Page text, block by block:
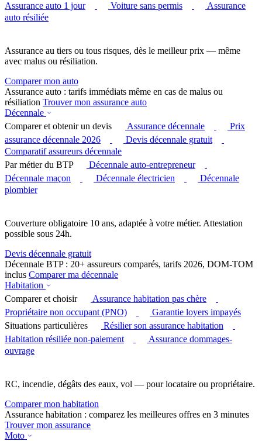
Assurance auto 1 jour
Voiture sans permis
Assurance
auto résiliée
Assurance au tiers ou tous risques, dès le meilleur prix — même
avec malus ou résiliation.
Comparer mon auto
Assurance auto : tarifs immédiats même en cas de malus ou
résiliation Trouver mon assurance auto
Décennale
Comparer et obtenir un devis
Assurance décennale
Prix
assurance décennale 2026
Devis décennale gratuit
Comparatif assureurs décennale
Par métier du BTP
Décennale auto-entrepreneur
Décennale maçon
Décennale électricien
Décennale
plombier
Couverture obligatoire 10 ans, adaptée à votre métier. Attestation
possible sous 24h.
Devis décennale gratuit
Décennale BTP : 20+ assureurs comparés, tarifs 2026, DOM-TOM
inclus Comparer ma décennale
Habitation
Comparer et choisir
Assurance habitation pas chère
Propriétaire non occupant (PNO)
Garantie loyers impayés
Situations particulières
Résilier son assurance habitation
Habitation résiliée non-paiement
Assurance dommages-
ouvrage
RC, incendie, dégâts des eaux, vol — pour locataire ou propriétaire.
Comparer mon habitation
Assurance habitation : comparez les meilleures offres en 3 minutes
Trouver mon assurance
Moto